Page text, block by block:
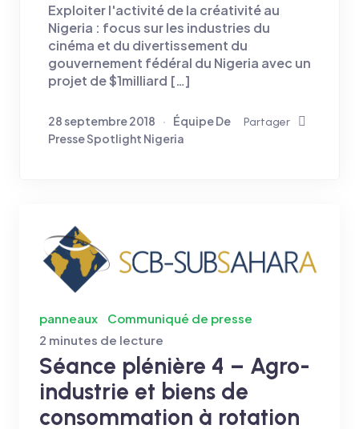
Exploiter l'activité de la créativité au
Nigeria : focus sur les industries du
cinéma et du divertissement du
gouvernement fédéral du Nigeria avec un
projet de $1milliard […]
Partager
28 septembre 2018
Équipe De
Presse Spotlight Nigeria
panneaux
Communiqué de presse
2 minutes de lecture
Séance plénière 4 – Agro-
industrie et biens de
consommation à rotation